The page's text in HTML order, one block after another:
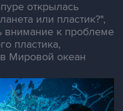
открылась
или пластик?",
внимание к проблеме
пластика,
Мировой океан